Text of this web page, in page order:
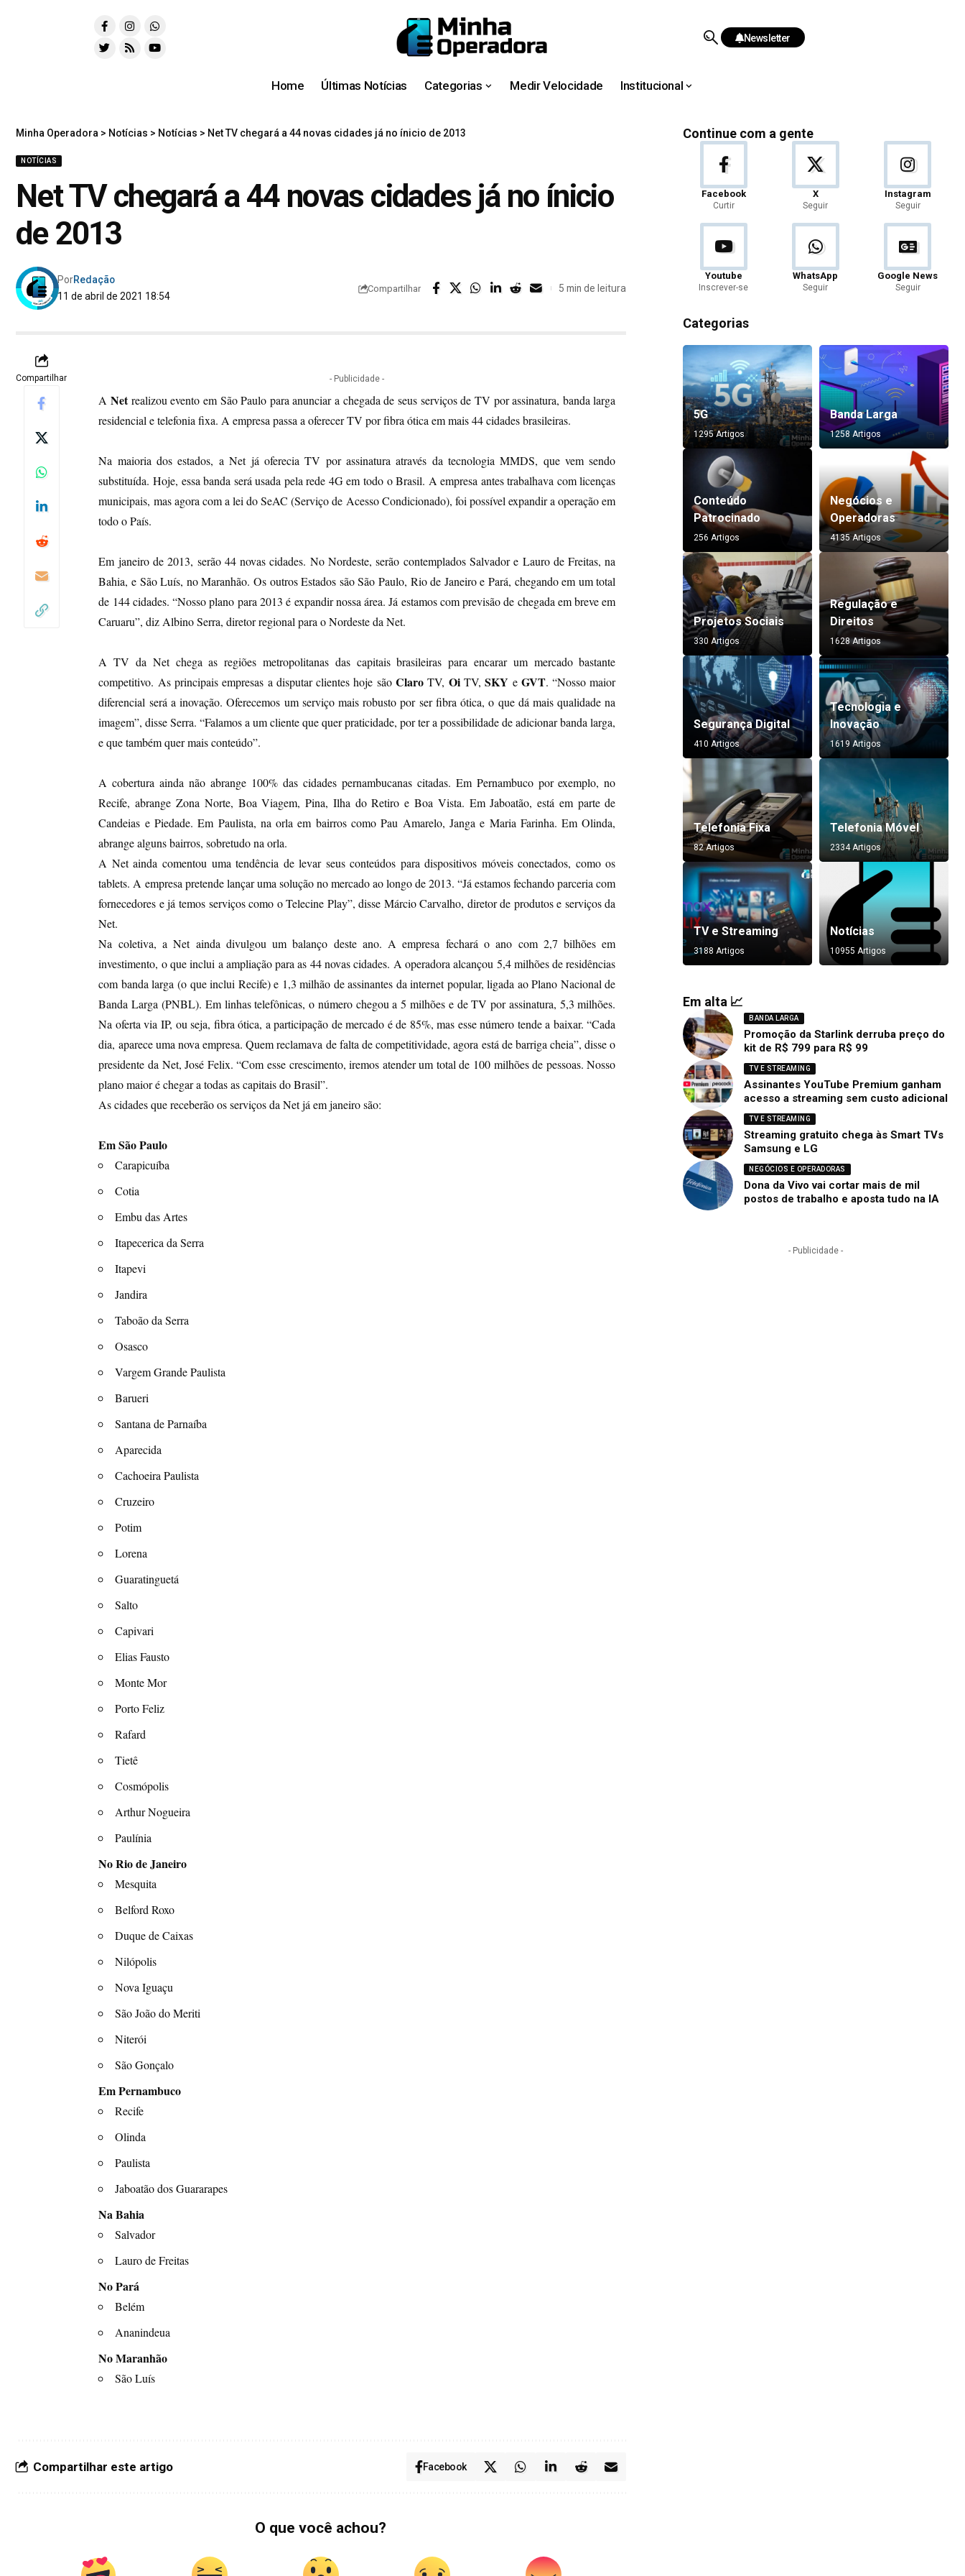
Newsletter
Home Últimas Notícias Categorias Medir Velocidade Institucional
Minha Operadora > Notícias > Notícias > Net TV chegará a 44 novas cidades já no ínicio de 2013
NOTÍCIAS
Net TV chegará a 44 novas cidades já no ínicio
de 2013
11 de abril de 2021 18:54
PorRedação
Compartilhar 5 min de leitura
Compartilhar - Publicidade -
ANetrealizou evento em São Paulo para anunciar a chegada de seus serviços de TV por assinatura, banda larga
residencial e telefonia fixa. A empresa passa a oferecer TV por fibra ótica em mais 44 cidades brasileiras.
Na maioria dos estados, a Net já oferecia TV por assinatura através da tecnologia MMDS, que vem sendo
substituída. Hoje, essa banda será usada pela rede 4G em todo o Brasil. A empresa antes trabalhava com licenças
municipais, mas agora com a lei do SeAC (Serviço de Acesso Condicionado), foi possível expandir a operação em
todo o País.
Em janeiro de 2013, serão 44 novas cidades. No Nordeste, serão contemplados Salvador e Lauro de Freitas, na
Bahia, e São Luís, no Maranhão. Os outros Estados são São Paulo, Rio de Janeiro e Pará, chegando em um total
de 144 cidades. “Nosso plano para 2013 é expandir nossa área. Já estamos com previsão de chegada em breve em
Caruaru”, diz Albino Serra, diretor regional para o Nordeste da Net.
A TV da Net chega as regiões metropolitanas das capitais brasileiras para encarar um mercado bastante
competitivo. As principais empresas a disputar clientes hoje sãoClaroTV, Oi TV,SKY e GVT. “Nosso maior
diferencial será a inovação. Oferecemos um serviço mais robusto por ser fibra ótica, o que dá mais qualidade na
imagem”, disse Serra. “Falamos a um cliente que quer praticidade, por ter a possibilidade de adicionar banda larga,
e que também quer mais conteúdo”.
A cobertura ainda não abrange 100% das cidades pernambucanas citadas. Em Pernambuco por exemplo, no
Recife, abrange Zona Norte, Boa Viagem, Pina, Ilha do Retiro e Boa Vista. Em Jaboatão, está em parte de
Candeias e Piedade. Em Paulista, na orla em bairros como Pau Amarelo, Janga e Maria Farinha. Em Olinda,
abrange alguns bairros, sobretudo na orla.
A Net ainda comentou uma tendência de levar seus conteúdos para dispositivos móveis conectados, como os
tablets. A empresa pretende lançar uma solução no mercado ao longo de 2013. “Já estamos fechando parceria com
fornecedores e já temos serviços como o Telecine Play”, disse Márcio Carvalho, diretor de produtos e serviços da
Net.
Na coletiva, a Net ainda divulgou um balanço deste ano. A empresa fechará o ano com 2,7 bilhões em
investimento, o que inclui a ampliação para as 44 novas cidades. A operadora alcançou 5,4 milhões de residências
com banda larga (o que inclui Recife) e 1,3 milhão de assinantes da internet popular, ligada ao Plano Nacional de
Banda Larga (PNBL). Em linhas telefônicas, o número chegou a 5 milhões e de TV por assinatura, 5,3 milhões.
Na oferta via IP, ou seja, fibra ótica, a participação de mercado é de 85%, mas esse número tende a baixar. “Cada
dia, aparece uma nova empresa. Quem reclamava de falta de competitividade, agora está de barriga cheia”, disse o
presidente da Net, José Felix. “Com esse crescimento, iremos atender um total de 100 milhões de pessoas. Nosso
plano maior é chegar a todas as capitais do Brasil”.
As cidades que receberão os serviços da Net já em janeiro são:
Em São Paulo
Carapicuíba
Cotia
Embu das Artes
Itapecerica da Serra
Itapevi
Jandira
Taboão da Serra
Osasco
Vargem Grande Paulista
Barueri
Santana de Parnaíba
Aparecida
Cachoeira Paulista
Cruzeiro
Potim
Lorena
Guaratinguetá
Salto
Capivari
Elias Fausto
Monte Mor
Porto Feliz
Rafard
Tietê
Cosmópolis
Arthur Nogueira
Paulínia
No Rio de Janeiro
Mesquita
Belford Roxo
Duque de Caixas
Nilópolis
Nova Iguaçu
São João do Meriti
Niterói
São Gonçalo
Em Pernambuco
Recife
Olinda
Paulista
Jaboatão dos Guararapes
Na Bahia
Salvador
Lauro de Freitas
No Pará
Belém
Ananindeua
No Maranhão
São Luís
Compartilhar este artigo Facebook
O que você achou?
Continue com a gente
Facebook
Curtir
X
Seguir
Instagram
Seguir
Youtube
Inscrever-se
WhatsApp
Seguir
Google News
Seguir
Categorias
5G
1295 Artigos
Banda Larga
1258 Artigos
Conteúdo
Patrocinado
256 Artigos
Negócios e
Operadoras
4135 Artigos
Projetos Sociais
330 Artigos
Regulação e
Direitos
1628 Artigos
Segurança Digital
410 Artigos
Tecnologia e
Inovação
1619 Artigos
Telefonia Fixa
82 Artigos
Telefonia Móvel
2334 Artigos
TV e Streaming
3188 Artigos
Notícias
10955 Artigos
Em alta 📈
BANDA LARGA
Promoção da Starlink derruba preço do
kit de R$ 799 para R$ 99
TV E STREAMING
Assinantes YouTube Premium ganham
acesso a streaming sem custo adicional
TV E STREAMING
Streaming gratuito chega às Smart TVs
Samsung e LG
NEGÓCIOS E OPERADORAS
Dona da Vivo vai cortar mais de mil
postos de trabalho e aposta tudo na IA
- Publicidade -